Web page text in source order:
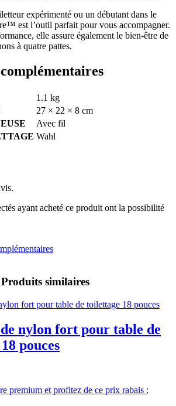
expérimenté ou un débutant dans le
est l’outil parfait pour vous accompagner.
elle assure également le bien-être de
à quatre pattes.
1.1 kg
27 × 22 × 8 cm
Avec fil
Wahl
ayant acheté ce produit ont la possibilité
Produits similaires
nylon fort pour table de
pouces
premium et profitez de ce prix rabais :